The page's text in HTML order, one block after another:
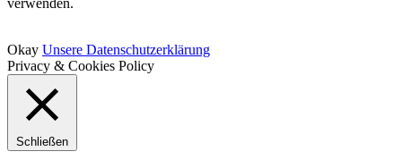
verwenden.
Okay Unsere Datenschutzerklärung
Privacy & Cookies Policy
Schließen